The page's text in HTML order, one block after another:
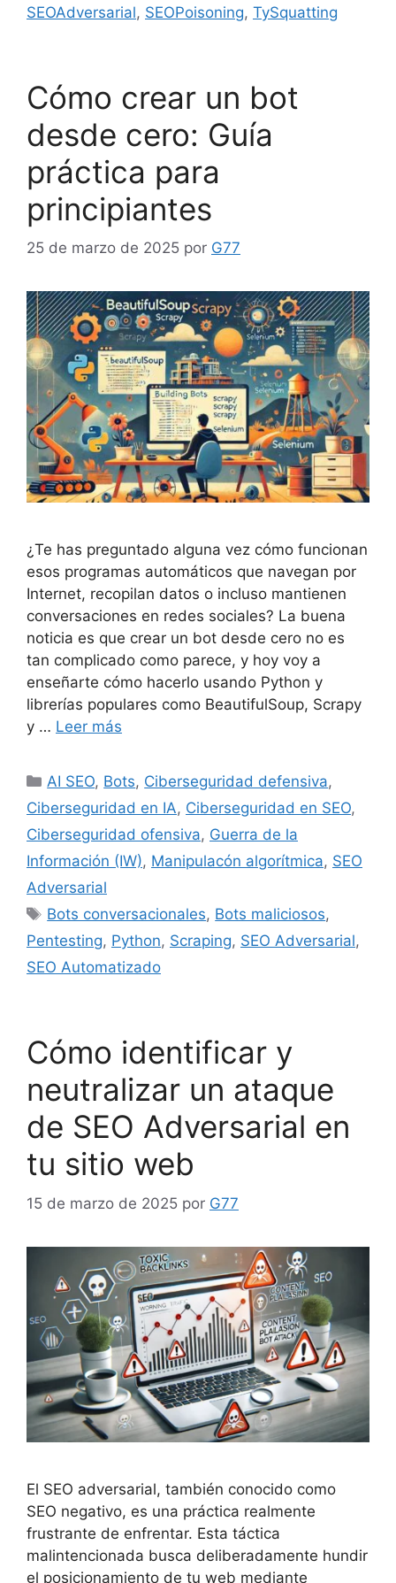
SEOAdversarial, SEOPoisoning, TySquatting
Cómo crear un bot
desde cero: Guía
práctica para
principiantes
25 de marzo de 2025 por G77
¿Te has preguntado alguna vez cómo funcionan
esos programas automáticos que navegan por
Internet, recopilan datos o incluso mantienen
conversaciones en redes sociales? La buena
noticia es que crear un bot desde cero no es
tan complicado como parece, y hoy voy a
enseñarte cómo hacerlo usando Python y
librerías populares como BeautifulSoup, Scrapy
y … Leer más
Categorías
AI SEO, Bots, Ciberseguridad defensiva,
Ciberseguridad en IA, Ciberseguridad en SEO,
Ciberseguridad ofensiva, Guerra de la
Información (IW), Manipulacón algorítmica, SEO
Adversarial
Etiquetas
Bots conversacionales, Bots maliciosos,
Pentesting, Python, Scraping, SEO Adversarial,
SEO Automatizado
Cómo identificar y
neutralizar un ataque
de SEO Adversarial en
tu sitio web
15 de marzo de 2025 por G77
El SEO adversarial, también conocido como
SEO negativo, es una práctica realmente
frustrante de enfrentar. Esta táctica
malintencionada busca deliberadamente hundir
el posicionamiento de tu web mediante